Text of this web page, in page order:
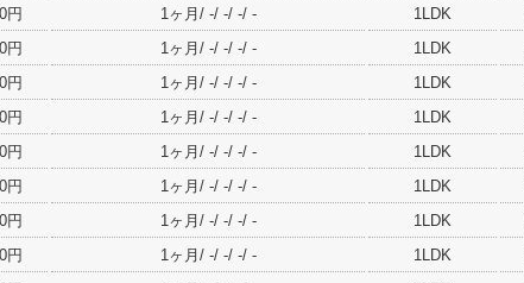
円 1ヶ月/ -/ -/ -/ - 1LDK
円 1ヶ月/ -/ -/ -/ - 1LDK
円 1ヶ月/ -/ -/ -/ - 1LDK
円 1ヶ月/ -/ -/ -/ - 1LDK
円 1ヶ月/ -/ -/ -/ - 1LDK
円 1ヶ月/ -/ -/ -/ - 1LDK
円 1ヶ月/ -/ -/ -/ - 1LDK
円 1ヶ月/ -/ -/ -/ - 1LDK